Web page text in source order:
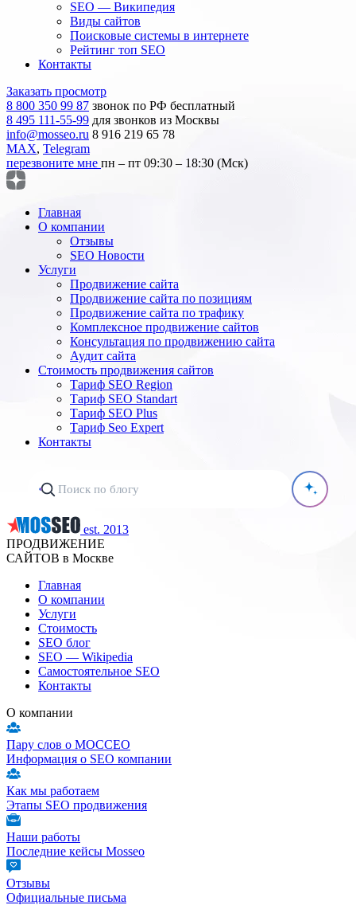
SEO — Википедия
Виды сайтов
Поисковые системы в интернете
Рейтинг топ SEO
Контакты
Заказать просмотр
8 800 350 99 87 звонок по РФ бесплатный
8 495 111-55-99 для звонков из Москвы
info@mosseo.ru 8 916 219 65 78
MAX, Telegram
перезвоните мне пн – пт 09:30 – 18:30 (Мск)
Главная
О компании
Отзывы
SEO Новости
Услуги
Продвижение сайта
Продвижение сайта по позициям
Продвижение сайта по трафику
Комплексное продвижение сайтов
Консультация по продвижению сайта
Аудит сайта
Стоимость продвижения сайтов
Тариф SEO Region
Тариф SEO Standart
Тариф SEO Plus
Тариф Seo Expert
Контакты
est. 2013
ПРОДВИЖЕНИЕ
САЙТОВ в Москве
Главная
О компании
Услуги
Стоимость
SEO блог
SEO — Wikipedia
Самостоятельное SEO
Контакты
О компании
Пару слов о МОССЕО
Информация о SEO компании
Как мы работаем
Этапы SEO продвижения
Наши работы
Последние кейсы Mosseo
Отзывы
Официальные письма